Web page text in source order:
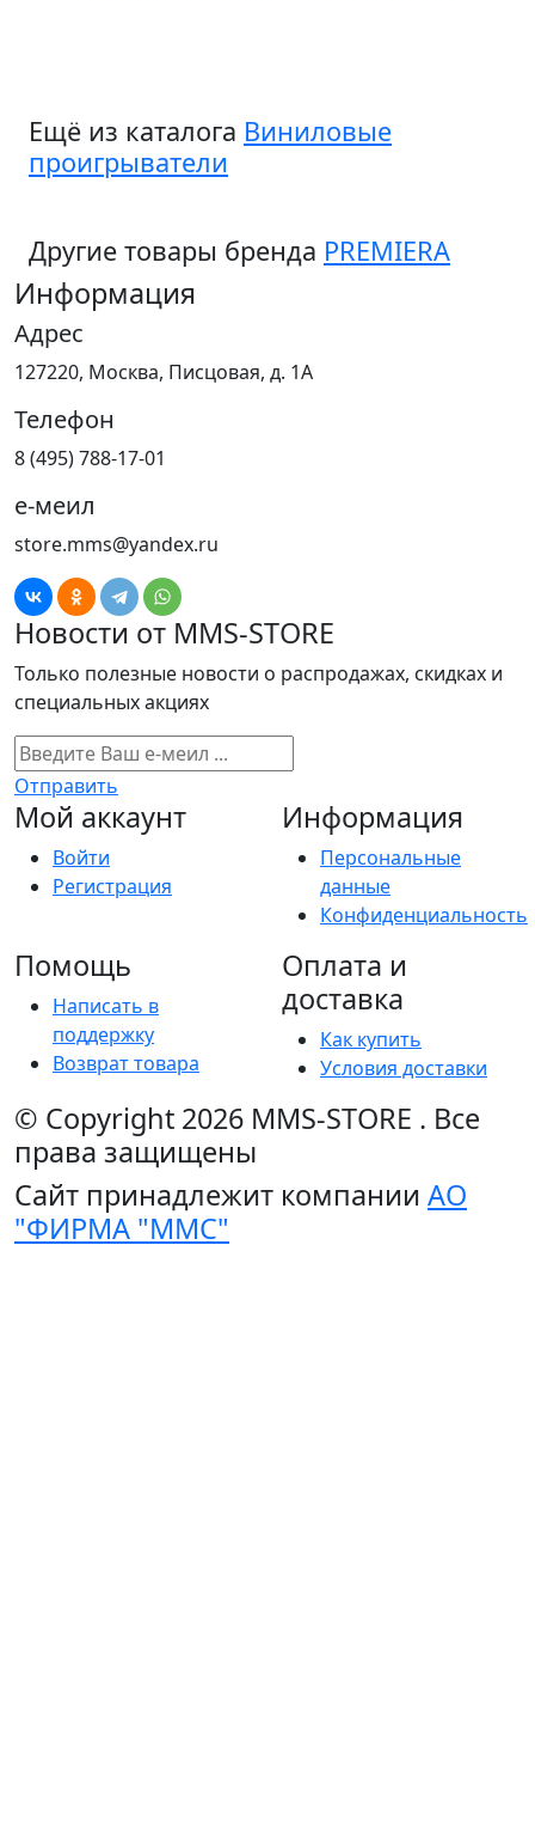
Ещё из каталога Виниловые
проигрыватели
Другие товары бренда PREMIERA
Информация
Адрес
127220, Москва, Писцовая, д. 1А
Телефон
8 (495) 788-17-01
е-меил
store.mms@yandex.ru
Новости от MMS-STORE
Только полезные новости о распродажах, скидках и
специальных акциях
Отправить
Мой аккаунт
Войти
Регистрация
Информация
Персональные
данные
Конфиденциальность
Помощь
Написать в
поддержку
Возврат товара
Оплата и
доставка
Как купить
Условия доставки
© Copyright 2026 MMS-STORE . Все
права защищены
Сайт принадлежит компании АО
"ФИРМА "ММС"